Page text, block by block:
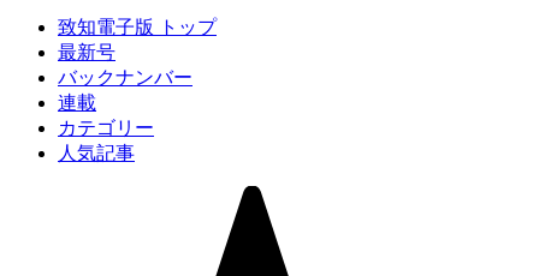
致知電子版 トップ
最新号
バックナンバー
連載
カテゴリー
人気記事